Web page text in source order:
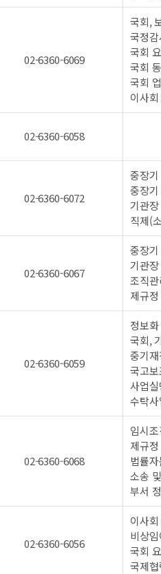
02-6360-6069
국회,
국정
국회
국회
국회
이사
02-6360-6058
02-6360-6072
중장
중장
기관
직제(
02-6360-6067
중장
기관
조직
제규정
02-6360-6059
정보
국회,
중기
국고
사업
수탁
02-6360-6068
임시
제규
법률
소송
부서
02-6360-6056
이사회
비상
국회
국제